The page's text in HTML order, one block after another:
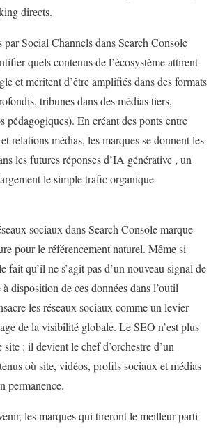
directs.
Social Channels dans Search Console
quels contenus de l’écosystème attirent
et méritent d’être amplifiés dans des formats
tribunes dans des médias tiers,
pédagogiques). En créant des ponts entre
relations médias, les marques se donnent les
les futures réponses d’IA générative , un
le simple trafic organique
sociaux dans Search Console marque
pour le référencement naturel. Même si
fait qu’il ne s’agit pas d’un nouveau signal de
disposition de ces données dans l’outil
les réseaux sociaux comme un levier
de la visibilité globale. Le SEO n’est plus
: il devient le chef d’orchestre d’un
où site, vidéos, profils sociaux et médias
permanence.
les marques qui tireront le meilleur parti